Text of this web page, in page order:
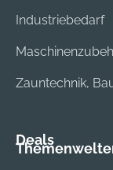
Industriebedarf
Zauntechnik,
Deals